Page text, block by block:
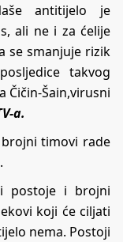
antitijelo je
ali ne i za ćelije
se smanjuje rizik
takvog
Čičin-Šain,virusni
a.
timovi rade
postoje i brojni
koji će ciljati
nema. Postoji